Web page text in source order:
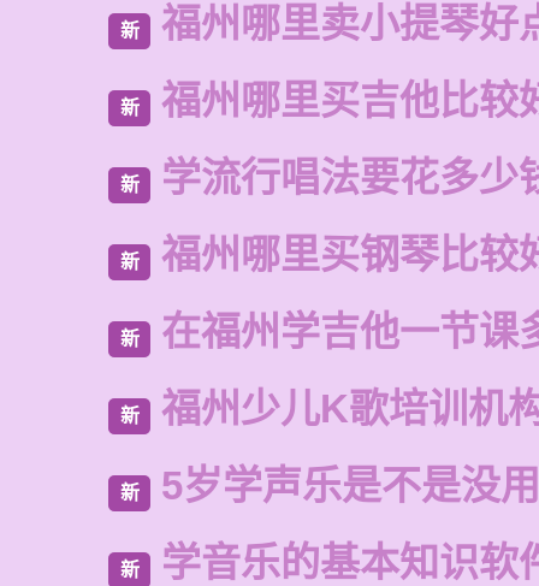
新 福州哪里卖小提琴好
新 福州哪里买吉他比较
新 学流行唱法要花多少
新 福州哪里买钢琴比较
新 在福州学吉他一节课
新 福州少儿K歌培训机
新 5岁学声乐是不是没用
新 学音乐的基本知识软